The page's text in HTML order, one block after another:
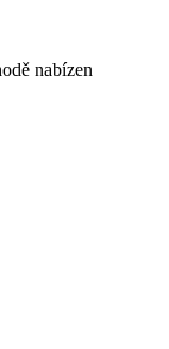
nabízen